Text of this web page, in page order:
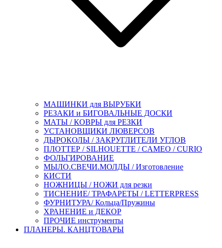
МАШИНКИ для ВЫРУБКИ
РЕЗАКИ и БИГОВАЛЬНЫЕ ДОСКИ
МАТЫ / КОВРЫ для РЕЗКИ
УСТАНОВЩИКИ ЛЮВЕРСОВ
ДЫРОКОЛЫ / ЗАКРУГЛИТЕЛИ УГЛОВ
ПЛОТТЕР / SILHOUETTE / CAMEO / CURIO
ФОЛЬГИРОВАНИЕ
МЫЛО.СВЕЧИ.МОЛДЫ / Изготовление
КИСТИ
НОЖНИЦЫ / НОЖИ для резки
ТИСНЕНИЕ/ ТРАФАРЕТЫ / LETTERPRESS
ФУРНИТУРА/ Кольца/Пружины
ХРАНЕНИЕ и ДЕКОР
ПРОЧИЕ инструменты
ПЛАНЕРЫ. КАНЦТОВАРЫ